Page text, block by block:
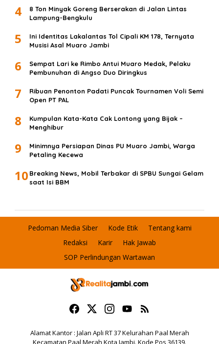
4
8 Ton Minyak Goreng Berserakan di Jalan Lintas
Lampung-Bengkulu
5
Ini Identitas Lakalantas Tol Cipali KM 178, Ternyata
Musisi Asal Muaro Jambi
6
Sempat Lari ke Rimbo Antui Muaro Medak, Pelaku
Pembunuhan di Angso Duo Diringkus
7
Ribuan Penonton Padati Puncak Tournamen Voli Semi
Open PT PAL
8
Kumpulan Kata-Kata Cak Lontong yang Bijak –
Menghibur
9
Minimnya Persiapan Dinas PU Muaro Jambi, Warga
Petaling Kecewa
10 Breaking News, Mobil Terbakar di SPBU Sungai Gelam
saat Isi BBM
Pedoman Media Siber Kode Etik
Tentang kami
Redaksi
Karir
Hak Jawab
SOP Perlindungan Wartawan
Alamat Kantor : Jalan Apli RT 37 Kelurahan Paal Merah
Kecamatan Paal Merah Kota Jambi. Kode Pos 36139.